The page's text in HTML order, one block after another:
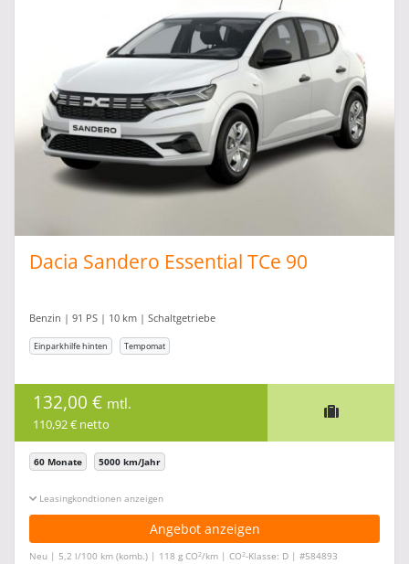
Dacia Sandero Essential TCe 90
Benzin | 91 PS | 10 km | Schaltgetriebe
Einparkhilfe hinten Tempomat
132,00 € mtl.
110,92 € netto
60 Monate 5000 km/Jahr
Leasingkonditionen ein-/ausblenden
Angebot anzeigen
Neu | 5,2 l/100 km (komb.) | 118 g CO2/km | CO2-Klasse: D | #584893